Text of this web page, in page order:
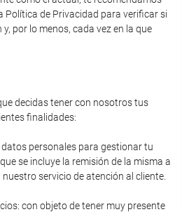
Política de Privacidad para verificar si
por lo menos, cada vez en la que
decidas tener con nosotros tus
finalidades:
personales para gestionar tu
se incluye la remisión de la misma a
servicio de atención al cliente.
con objeto de tener muy presente